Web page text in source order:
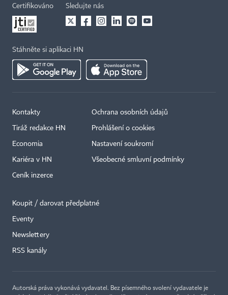
Certifikováno Sledujte nás
Stáhněte si aplikaci HN
Kontakty
Tiráž redakce HN
Economia
Kariéra v HN
Ceník inzerce
Ochrana osobních údajů
Prohlášení o cookies
Nastavení soukromí
Všeobecné smluvní podmínky
Koupit / darovat předplatné
Eventy
Newslettery
RSS kanály
Autorská práva vykonává vydavatel. Bez písemného svolení vydavatele je